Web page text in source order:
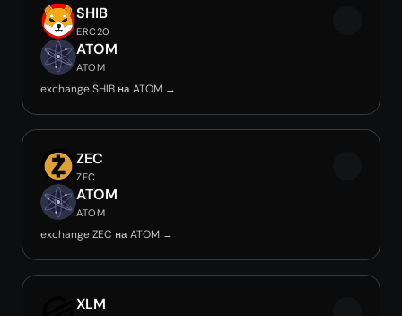
SHIB
ERC20
ATOM
ATOM
exchange SHIB на ATOM →
ZEC
ZEC
ATOM
ATOM
exchange ZEC на ATOM →
XLM